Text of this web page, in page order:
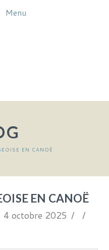
Menu
EN CANOË
EN CANOË
4 octobre 2025